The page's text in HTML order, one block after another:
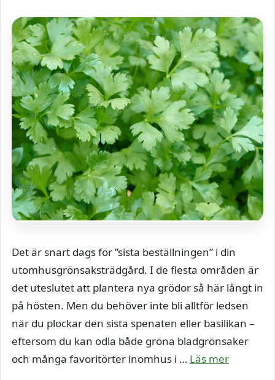
Det är snart dags för ”sista beställningen” i din
utomhusgrönsaksträdgård. I de flesta områden är
det uteslutet att plantera nya grödor så här långt in
på hösten. Men du behöver inte bli alltför ledsen
när du plockar den sista spenaten eller basilikan –
eftersom du kan odla både gröna bladgrönsaker
och många favoritörter inomhus i … Läs mer